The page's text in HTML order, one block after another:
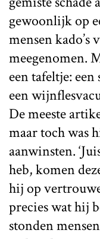
gewoonlijk op
mensen kado’s
meegenomen.
een tafeltje:
een
De meeste
maar toch was
aanwinsten.
heb, komen
hij op
precies wat hij
stonden